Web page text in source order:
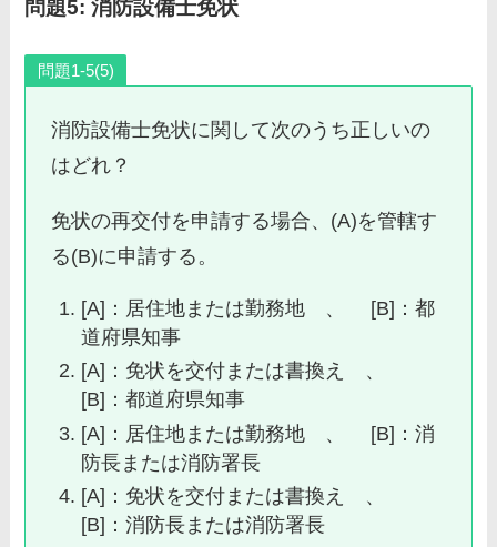
問題5: 消防設備士免状
問題1-5(5)
消防設備士免状に関して次のうち正しいの
はどれ？
免状の再交付を申請する場合、(A)を管轄す
る(B)に申請する。
[A]：居住地または勤務地 、 [B]：都
道府県知事
[A]：免状を交付または書換え 、
[B]：都道府県知事
[A]：居住地または勤務地 、 [B]：消
防長または消防署長
[A]：免状を交付または書換え 、
[B]：消防長または消防署長